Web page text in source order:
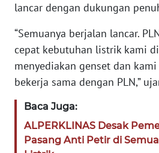
lancar dengan dukungan
“Semuanya berjalan lancar.
cepat kebutuhan listrik kami
menyediakan genset dan
bekerja sama dengan PLN,”
Baca Juga:
ALPERKLINAS Desak
Pasang Anti Petir di
JABAR
WN
WN